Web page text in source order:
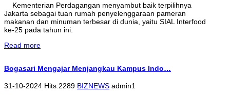
Kementerian Perdagangan menyambut baik terpilihnya
Jakarta sebagai tuan rumah penyelenggaraan pameran
makanan dan minuman terbesar di dunia, yaitu SIAL Interfood
ke-25 pada tahun ini.
Read more
Bogasari Mengajar Menjangkau Kampus Indo…
31-10-2024 Hits:2289 BIZNEWS admin1